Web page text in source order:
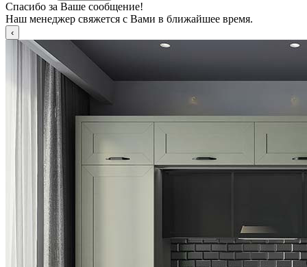
Спасибо за Ваше сообщение!
Наш менеджер свяжется с Вами в ближайшее время.